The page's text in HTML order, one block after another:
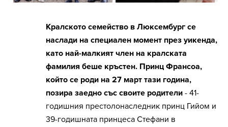
Кралското семейство в Люксембург се
наслади на специален момент през уикенда,
като най-малкият член на кралската
фамилия беше кръстен. Принц Франсоа,
който се роди на 27 март тази година,
позира заедно със своите родители - 41-
годишния престолонаследник принц Гийом и
39-годишната принцеса Стефани в